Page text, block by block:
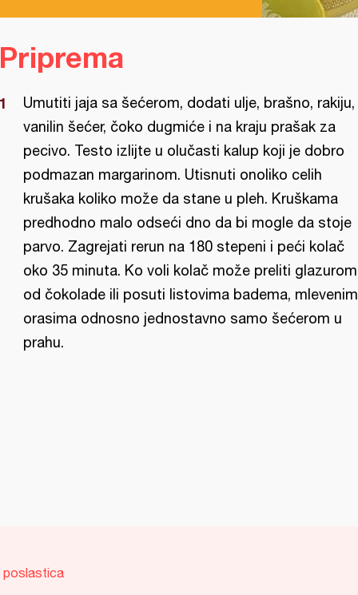
Priprema
Umutiti jaja sa šećerom, dodati ulje, brašno, rakiju,
vanilin šećer, čoko dugmiće i na kraju prašak za
pecivo. Testo izlijte u olučasti kalup koji je dobro
podmazan margarinom. Utisnuti onoliko celih
krušaka koliko može da stane u pleh. Kruškama
predhodno malo odseći dno da bi mogle da stoje
parvo. Zagrejati rerun na 180 stepeni i peći kolač
oko 35 minuta. Ko voli kolač može preliti glazurom
od čokolade ili posuti listovima badema, mlevenim
orasima odnosno jednostavno samo šećerom u
prahu.
poslastica